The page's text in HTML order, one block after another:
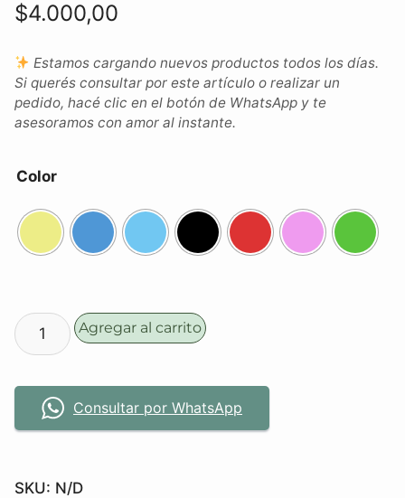
$4.000,00
Estamos cargando nuevos productos todos los días.
Si querés consultar por este artículo o realizar un
pedido, hacé clic en el botón de WhatsApp y te
asesoramos con amor al instante.
Color
Agregar al carrito
Consultar por WhatsApp
SKU: N/D